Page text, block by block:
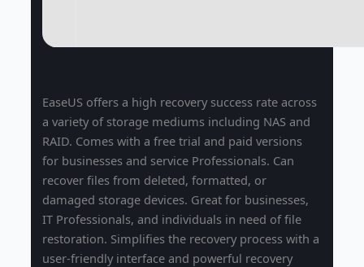
EaseUS offers a high recovery success rate across
a variety of storage mediums including NAS and
RAID. Comes with a free trial and paid versions
for businesses and service Professionals. Can
recover files from deleted, formatted, or
damaged storage devices. Great for businesses,
IT Professionals, and individuals in need of file
restoration. Simplifies the recovery process with a
user-friendly interface and powerful recovery